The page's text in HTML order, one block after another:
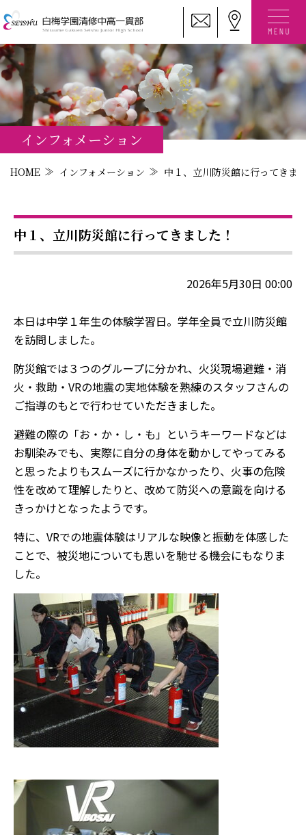
インフォメーション
HOME インフォメーション 中１、立川防災館に行ってきま
中１、立川防災館に行ってきました！
2026年5月30日 00:00
本日は中学１年生の体験学習日。学年全員で立川防災館
を訪問しました。
防災館では３つのグループに分かれ、火災現場避難・消
火・救助・VRの地震の実地体験を熟練のスタッフさんの
ご指導のもとで行わせていただきました。
避難の際の「お・か・し・も」というキーワードなどは
お馴染みでも、実際に自分の身体を動かしてやってみる
と思ったよりもスムーズに行かなかったり、火事の危険
性を改めて理解したりと、改めて防災への意識を向ける
きっかけとなったようです。
特に、VRでの地震体験はリアルな映像と振動を体感した
ことで、被災地についても思いを馳せる機会にもなりま
した。